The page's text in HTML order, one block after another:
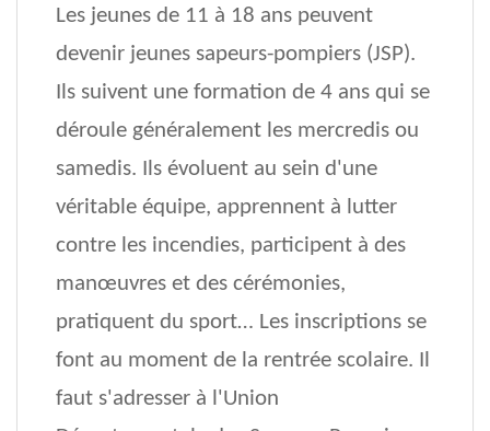
Les jeunes de 11 à 18 ans peuvent
devenir jeunes sapeurs-pompiers (JSP).
Ils suivent une formation de 4 ans qui se
déroule généralement les mercredis ou
samedis. Ils évoluent au sein d'une
véritable équipe, apprennent à lutter
contre les incendies, participent à des
manœuvres et des cérémonies,
pratiquent du sport… Les inscriptions se
font au moment de la rentrée scolaire. Il
faut s'adresser à l'Union